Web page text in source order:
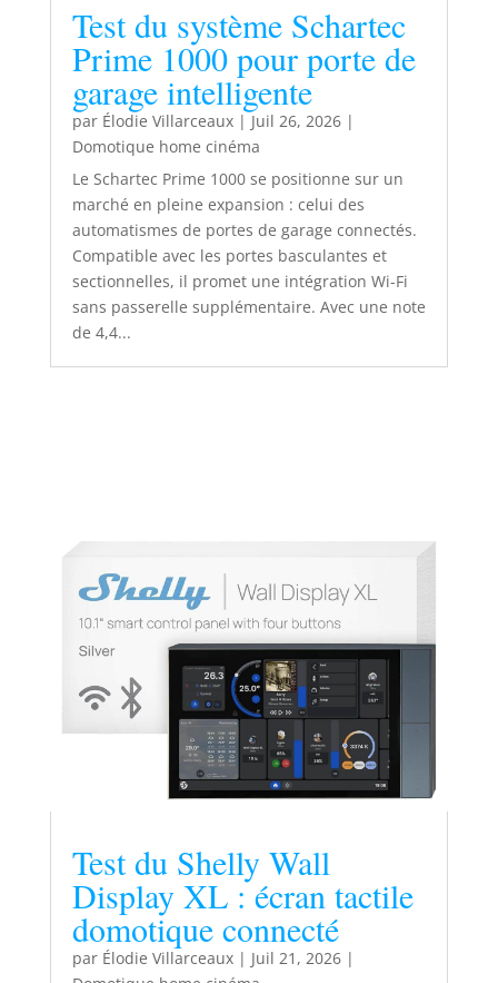
Test du système Schartec
Prime 1000 pour porte de
garage intelligente
par Élodie Villarceaux| Juil 26, 2026|
Domotique home cinéma
Le Schartec Prime 1000 se positionne sur un
marché en pleine expansion : celui des
automatismes de portes de garage connectés.
Compatible avec les portes basculantes et
sectionnelles, il promet une intégration Wi-Fi
sans passerelle supplémentaire. Avec une note
de 4,4...
Test du Shelly Wall
Display XL : écran tactile
domotique connecté
par Élodie Villarceaux| Juil 21, 2026|